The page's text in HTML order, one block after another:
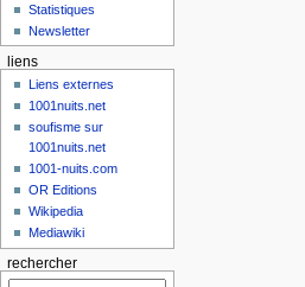
Statistiques
Newsletter
liens
Liens externes
1001nuits.net
soufisme sur
1001nuits.net
1001-nuits.com
OR Editions
Wikipedia
Mediawiki
rechercher